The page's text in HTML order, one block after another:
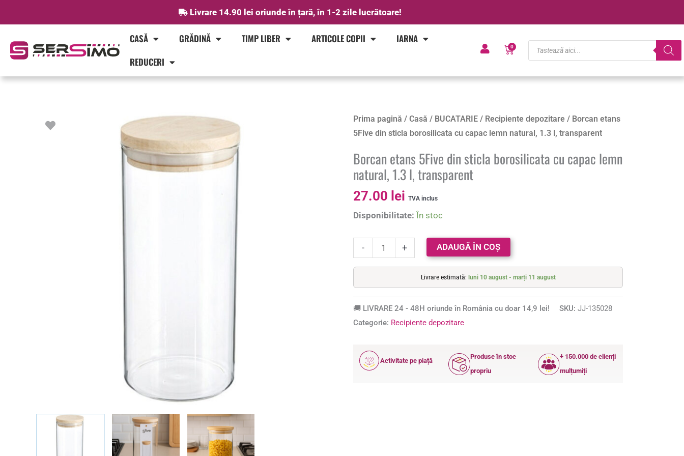
Livrare 14.90 lei oriunde în țară, în 1-2 zile lucrătoare!
CASĂ GRĂDINĂ TIMP LIBER ARTICOLE COPII
IARNA
REDUCERI
0
Cart
Products
search
Prima pagină /Casă / BUCATARIE / Recipiente depozitare / Borcan etans
5Five din sticla borosilicata cu capac lemn natural, 1.3 l, transparent
Borcan etans 5Five din sticla borosilicata cu capac lemn
natural, 1.3 l, transparent
27.00 lei TVA inclus
Disponibilitate: În stoc
-
Cantitate
Borcan
5Five
din
sticla
cu
lemn
natural,
l,
transparent
+ ADAUGĂ ÎN COȘ
Livrare estimată: luni 10 august - marți 11 august
🚚 LIVRARE 24 - 48H oriunde în România cu doar 14,9 lei! SKU:JJ-135028
Categorie: Recipiente depozitare
12
ANI
Activitate pe piață
Produse în stoc
propriu
+ 150.000 de clienți
mulțumiți